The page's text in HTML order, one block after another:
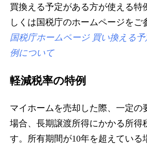
買換える予定がある方が使える特
しくは国税庁のホームページをご
国税庁ホームページ 買い換える
例について
軽減税率の特例
マイホームを売却した際、一定の
場合、長期譲渡所得にかかる所得
す。所有期間が10年を超えている